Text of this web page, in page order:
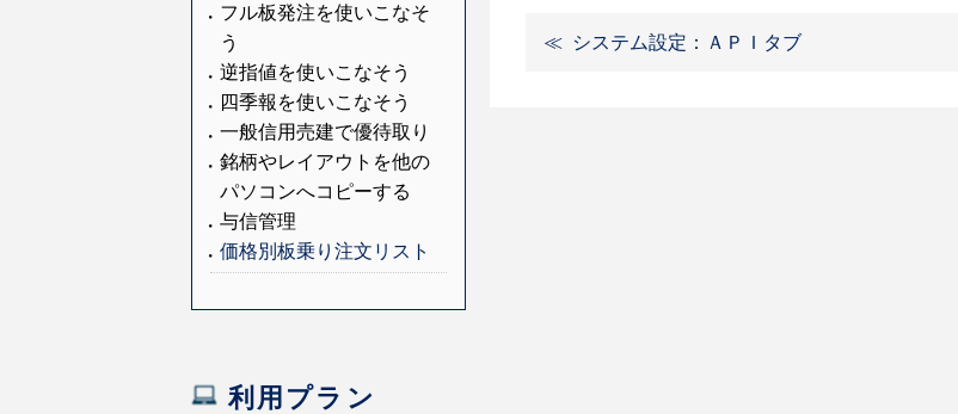
フル板発注を使いこなそ
う
逆指値を使いこなそう
四季報を使いこなそう
一般信用売建で優待取り
銘柄やレイアウトを他の
パソコンへコピーする
与信管理
価格別板乗り注文リスト
システム設定：ＡＰＩタブ
利用プラン